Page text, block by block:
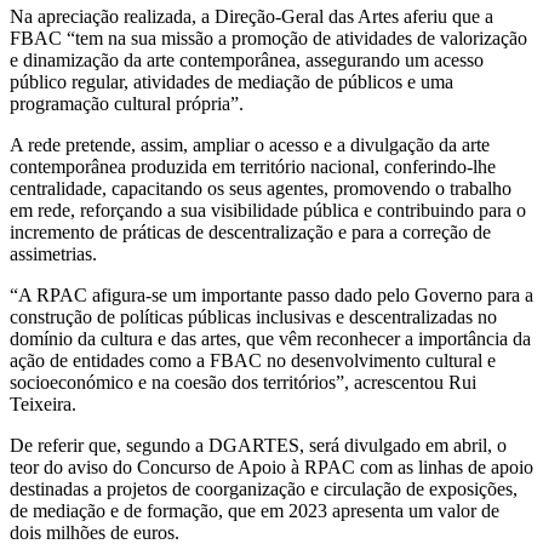
Na apreciação realizada, a Direção-Geral das Artes aferiu que a
FBAC “tem na sua missão a promoção de atividades de valorização
e dinamização da arte contemporânea, assegurando um acesso
público regular, atividades de mediação de públicos e uma
programação cultural própria”.
A rede pretende, assim, ampliar o acesso e a divulgação da arte
contemporânea produzida em território nacional, conferindo-lhe
centralidade, capacitando os seus agentes, promovendo o trabalho
em rede, reforçando a sua visibilidade pública e contribuindo para o
incremento de práticas de descentralização e para a correção de
assimetrias.
“A RPAC afigura-se um importante passo dado pelo Governo para a
construção de políticas públicas inclusivas e descentralizadas no
domínio da cultura e das artes, que vêm reconhecer a importância da
ação de entidades como a FBAC no desenvolvimento cultural e
socioeconómico e na coesão dos territórios”, acrescentou Rui
Teixeira.
De referir que, segundo a DGARTES, será divulgado em abril, o
teor do aviso do Concurso de Apoio à RPAC com as linhas de apoio
destinadas a projetos de coorganização e circulação de exposições,
de mediação e de formação, que em 2023 apresenta um valor de
dois milhões de euros.